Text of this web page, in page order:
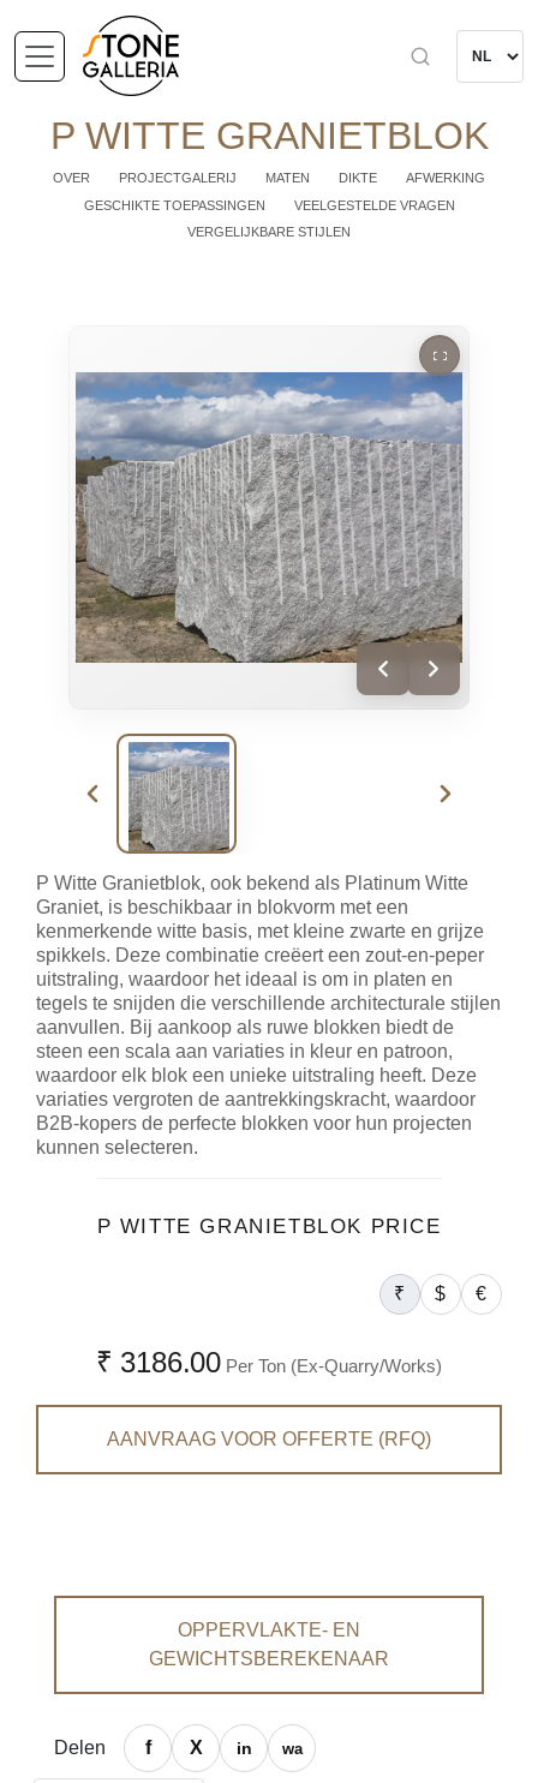
P WITTE GRANIETBLOK
OVER PROJECTGALERIJ MATEN DIKTE
AFWERKING
GESCHIKTE TOEPASSINGEN
VEELGESTELDE VRAGEN
VERGELIJKBARE STIJLEN
P Witte Granietblok, ook bekend als Platinum Witte
Graniet, is beschikbaar in blokvorm met een
kenmerkende witte basis, met kleine zwarte en grijze
spikkels. Deze combinatie creëert een zout-en-peper
uitstraling, waardoor het ideaal is om in platen en
tegels te snijden die verschillende architecturale stijlen
aanvullen. Bij aankoop als ruwe blokken biedt de
steen een scala aan variaties in kleur en patroon,
waardoor elk blok een unieke uitstraling heeft. Deze
variaties vergroten de aantrekkingskracht, waardoor
B2B-kopers de perfecte blokken voor hun projecten
kunnen selecteren.
P WITTE GRANIETBLOK PRICE
₹ $ €
₹ 3186.00 Per Ton (Ex-Quarry/Works)
AANVRAAG VOOR OFFERTE (RFQ)
OPPERVLAKTE- EN
GEWICHTSBEREKENAAR
Delen